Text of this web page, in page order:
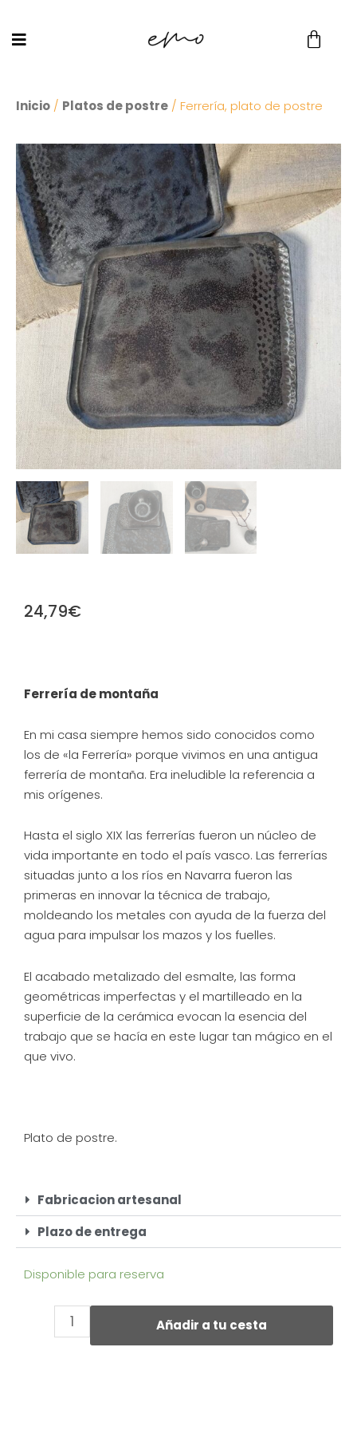
Inicio / Platos de postre / Ferrería, plato de postre
24,79€
Ferrería de montaña
En mi casa siempre hemos sido conocidos como
los de «la Ferrería» porque vivimos en una antigua
ferrería de montaña. Era ineludible la referencia a
mis orígenes.
Hasta el siglo XIX las ferrerías fueron un núcleo de
vida importante en todo el país vasco. Las ferrerías
situadas junto a los ríos en Navarra fueron las
primeras en innovar la técnica de trabajo,
moldeando los metales con ayuda de la fuerza del
agua para impulsar los mazos y los fuelles.
El acabado metalizado del esmalte, las forma
geométricas imperfectas y el martilleado en la
superficie de la cerámica evocan la esencia del
trabajo que se hacía en este lugar tan mágico en el
que vivo.
Plato de postre.
Fabricacion artesanal
Plazo de entrega
Disponible para reserva
Añadir a tu cesta